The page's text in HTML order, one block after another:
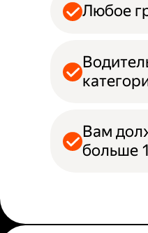
Любое
Вам
больше